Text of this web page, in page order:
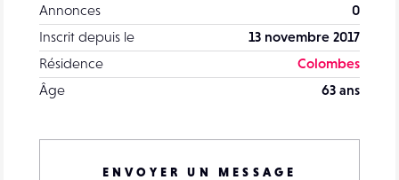
Annonces
0
Inscrit depuis le
13 novembre 2017
Résidence
Colombes
Âge
63 ans
ENVOYER UN MESSAGE